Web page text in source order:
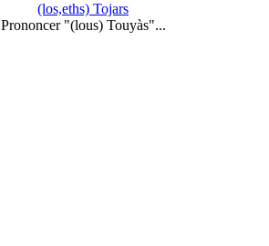
(los,eths) Tojars
Prononcer "(lous) Touyàs"...